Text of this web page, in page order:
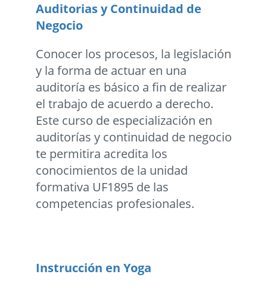
Auditorias y Continuidad de
Negocio
Conocer los procesos, la legislación
y la forma de actuar en una
auditoría es básico a fin de realizar
el trabajo de acuerdo a derecho.
Este curso de especialización en
auditorías y continuidad de negocio
te permitira acredita los
conocimientos de la unidad
formativa UF1895 de las
competencias profesionales.
Instrucción en Yoga